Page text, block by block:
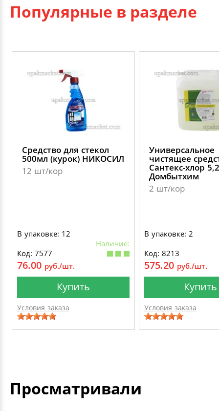
Популярные в разделе
Средство для стекол
500мл (курок) НИКОСИЛ
12 шт/кор
В упаковке: 12
Наличие:
Код: 7577
76.00 руб./шт.
Купить
Условия заказа
Универсальное
чистящее
Сантекс-хлор
Домбытхим
2 шт/кор
В упаковке: 2
Код: 8213
575.20 руб./шт.
Купить
Условия заказа
Просматривали